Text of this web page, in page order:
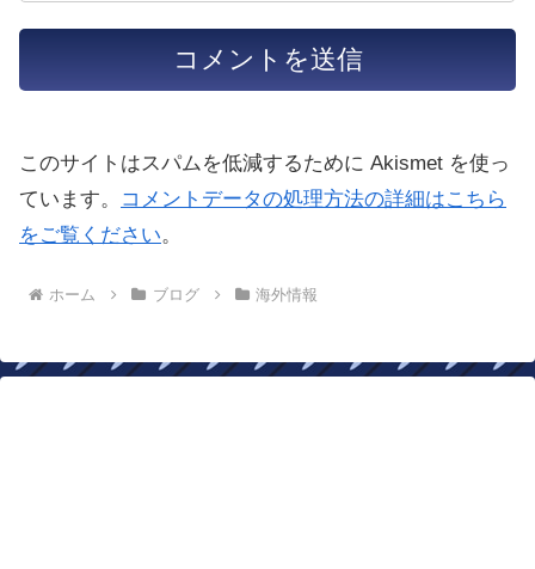
このサイトはスパムを低減するために Akismet を使っ
ています。
コメントデータの処理方法の詳細はこちら
をご覧ください。
ホーム ブログ 海外情報